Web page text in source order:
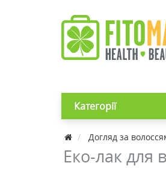
Категорії
Догляд за
Еко-лак для